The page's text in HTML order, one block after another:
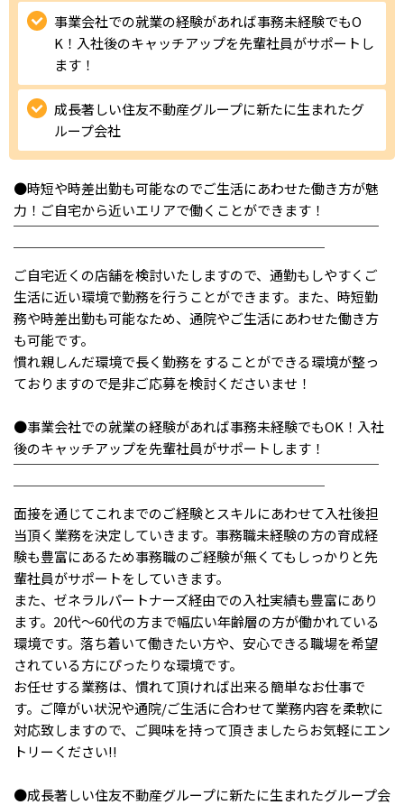
事業会社での就業の経験があれば事務未経験でもO
K！入社後のキャッチアップを先輩社員がサポートし
ます！
成長著しい住友不動産グループに新たに生まれたグ
ループ会社
●時短や時差出勤も可能なのでご生活にあわせた働き方が魅
力！ご自宅から近いエリアで働くことができます！
￣￣￣￣￣￣￣￣￣￣￣￣￣￣￣￣￣￣￣￣￣￣￣￣￣￣￣
￣￣￣￣￣￣￣￣￣￣￣￣￣￣￣￣￣￣￣￣￣￣￣
ご自宅近くの店舗を検討いたしますので、通勤もしやすくご
生活に近い環境で勤務を行うことができます。また、時短勤
務や時差出勤も可能なため、通院やご生活にあわせた働き方
も可能です。
慣れ親しんだ環境で長く勤務をすることができる環境が整っ
ておりますので是非ご応募を検討くださいませ！
●事業会社での就業の経験があれば事務未経験でもOK！入社
後のキャッチアップを先輩社員がサポートします！
￣￣￣￣￣￣￣￣￣￣￣￣￣￣￣￣￣￣￣￣￣￣￣￣￣￣￣
￣￣￣￣￣￣￣￣￣￣￣￣￣￣￣￣￣￣￣￣￣￣￣
面接を通じてこれまでのご経験とスキルにあわせて入社後担
当頂く業務を決定していきます。事務職未経験の方の育成経
験も豊富にあるため事務職のご経験が無くてもしっかりと先
輩社員がサポートをしていきます。
また、ゼネラルパートナーズ経由での入社実績も豊富にあり
ます。20代～60代の方まで幅広い年齢層の方が働かれている
環境です。落ち着いて働きたい方や、安心できる職場を希望
されている方にぴったりな環境です。
お任せする業務は、慣れて頂ければ出来る簡単なお仕事で
す。ご障がい状況や通院/ご生活に合わせて業務内容を柔軟に
対応致しますので、ご興味を持って頂きましたらお気軽にエン
トリーください!!
●成長著しい住友不動産グループに新たに生まれたグループ会
ご利用ガイド
法人向けページ
メニューを閉じる